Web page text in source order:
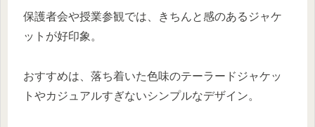
保護者会や授業参観では、きちんと感のあるジャケ
ットが好印象。
おすすめは、落ち着いた色味のテーラードジャケッ
トやカジュアルすぎないシンプルなデザイン。